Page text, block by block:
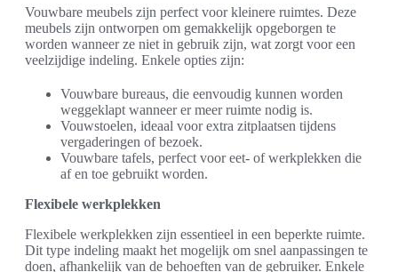
Vouwbare meubels zijn perfect voor kleinere ruimtes. Deze
meubels zijn ontworpen om gemakkelijk opgeborgen te
worden wanneer ze niet in gebruik zijn, wat zorgt voor een
veelzijdige indeling. Enkele opties zijn:
Vouwbare bureaus, die eenvoudig kunnen worden
weggeklapt wanneer er meer ruimte nodig is.
Vouwstoelen, ideaal voor extra zitplaatsen tijdens
vergaderingen of bezoek.
Vouwbare tafels, perfect voor eet- of werkplekken die
af en toe gebruikt worden.
Flexibele werkplekken
Flexibele werkplekken zijn essentieel in een beperkte ruimte.
Dit type indeling maakt het mogelijk om snel aanpassingen te
doen, afhankelijk van de behoeften van de gebruiker. Enkele